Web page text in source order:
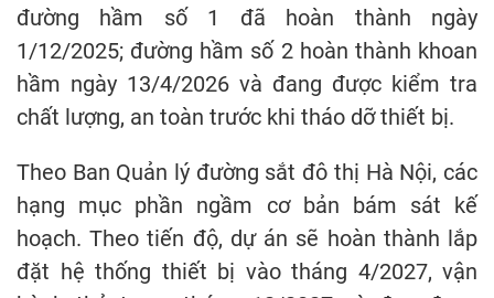
đường hầm số 1 đã hoàn thành ngày
1/12/2025; đường hầm số 2 hoàn thành khoan
hầm ngày 13/4/2026 và đang được kiểm tra
chất lượng, an toàn trước khi tháo dỡ thiết bị.
Theo Ban Quản lý đường sắt đô thị Hà Nội, các
hạng mục phần ngầm cơ bản bám sát kế
hoạch. Theo tiến độ, dự án sẽ hoàn thành lắp
đặt hệ thống thiết bị vào tháng 4/2027, vận